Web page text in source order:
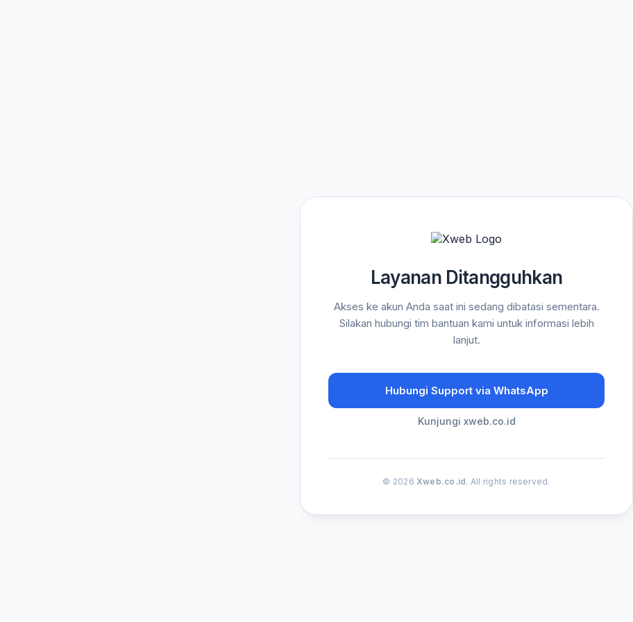
Layanan Ditangguhkan
Akses ke akun Anda saat ini sedang dibatasi sementara.
Silakan hubungi tim bantuan kami untuk informasi lebih
lanjut.
Hubungi Support via WhatsApp
Kunjungi xweb.co.id
© 2026 Xweb.co.id. All rights reserved.